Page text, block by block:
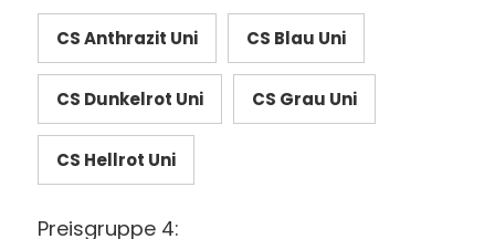
CS Anthrazit Uni CS Blau Uni
CS Dunkelrot Uni CS Grau Uni
CS Hellrot Uni
Preisgruppe 4: